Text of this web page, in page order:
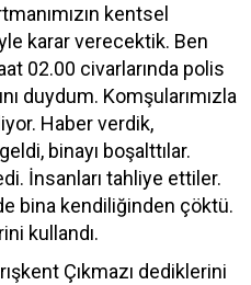
kentsel
karar verecektik. Ben
02.00 civarlarında polis
duydum. Komşularımızla
Haber verdik,
binayı boşalttılar.
İnsanları tahliye ettiler.
bina kendiliğinden çöktü.
kullandı.
Çıkmazı dediklerini